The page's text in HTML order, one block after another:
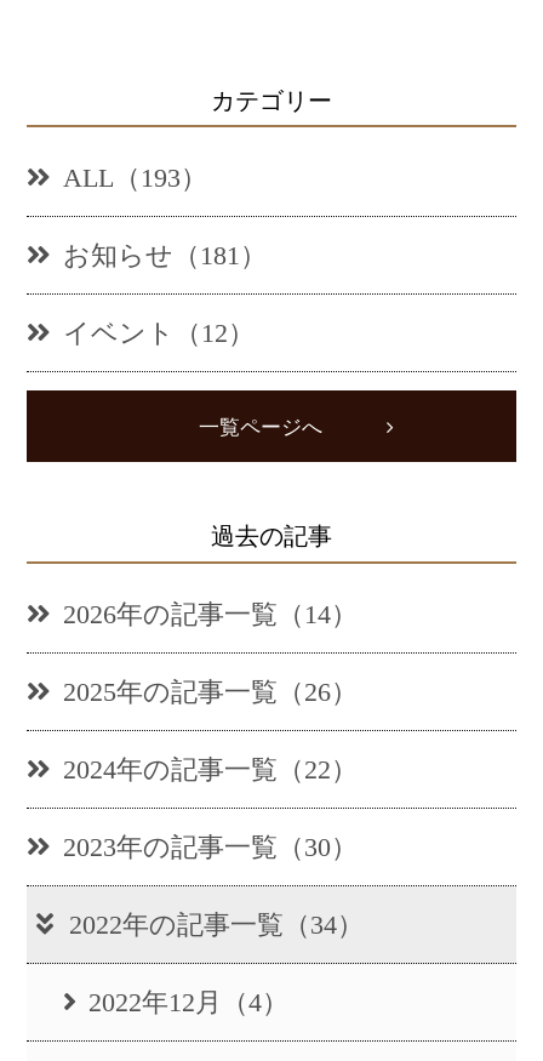
カテゴリー
ALL（193）
お知らせ（181）
イベント（12）
一覧ページへ
過去の記事
2026年の記事一覧（14）
2025年の記事一覧（26）
2024年の記事一覧（22）
2023年の記事一覧（30）
2022年の記事一覧（34）
2022年12月（4）